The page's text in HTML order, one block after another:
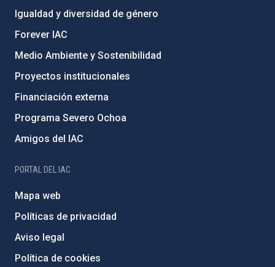
Igualdad y diversidad de género
Forever IAC
Medio Ambiente y Sostenibilidad
Proyectos institucionales
Financiación externa
Programa Severo Ochoa
Amigos del IAC
PORTAL DEL IAC
Mapa web
Políticas de privacidad
Aviso legal
Política de cookies